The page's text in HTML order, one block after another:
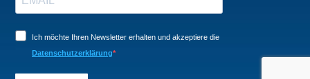
Ich möchte Ihren Newsletter erhalten und akzeptiere die
Datenschutzerklärung